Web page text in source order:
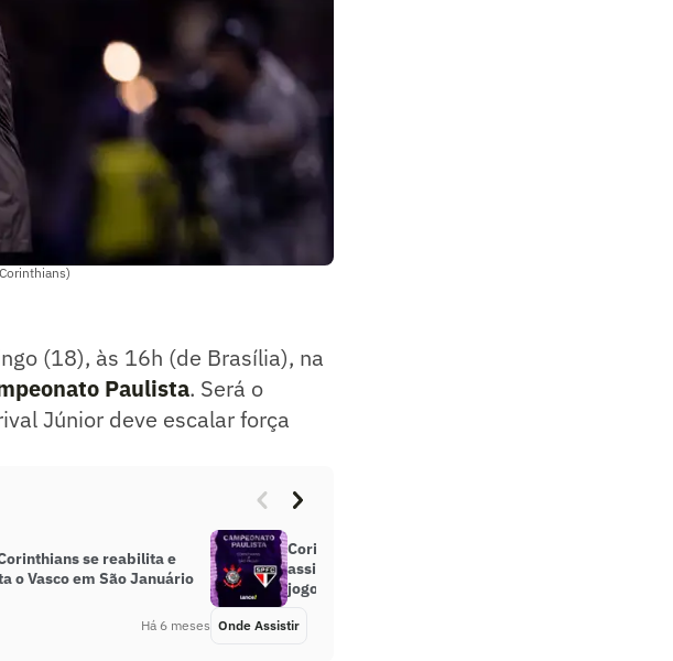
(18), às 16h (de Brasília), na
Paulista. Será o
Júnior deve escalar força
se reabilita e
o Vasco em São Januário
Há 6 meses
Corinthians x São Paulo: onde
assistir, horário e escalações do
jogo pelo Paulistão
Onde Assistir